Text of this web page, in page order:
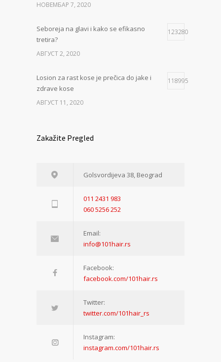
НОВЕМБАР 7, 2020
Seboreja na glavi i kako se efikasno
tretira?
123280
АВГУСТ 2, 2020
Losion za rast kose je prečica do jake i
zdrave kose
118995
АВГУСТ 11, 2020
Zakažite Pregled
Golsvordijeva 38, Beograd
011 2431 983
060 5256 252
Email:
info@101hair.rs
Facebook:
facebook.com/101hair.rs
Twitter:
twitter.com/101hair_rs
Instagram:
instagram.com/101hair.rs